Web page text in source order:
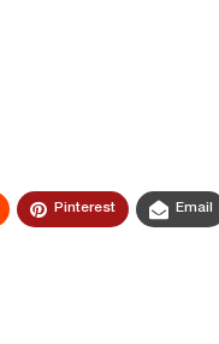
Pinterest Email